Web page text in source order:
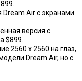
Dream Air с экранами
версия с
$899.
2560 x 2560 на глаз,
Dream Air, но с